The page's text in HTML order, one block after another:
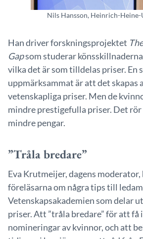
Nils Hansson, Heinrich-
Han driver forskningsprojektet
Gapsom studerar
vilka det är som tilldelas priser. En
uppmärksammat är att det skapas
vetenskapliga priser. Men de
mindre prestigefulla priser. Det rör
mindre pengar.
”Tråla bredare”
Eva Krutmeijer, dagens
föreläsarna om några tips till
Vetenskapsakademien som delar
priser. Att ”tråla bredare” för att få
nomineringar av kvinnor, och att